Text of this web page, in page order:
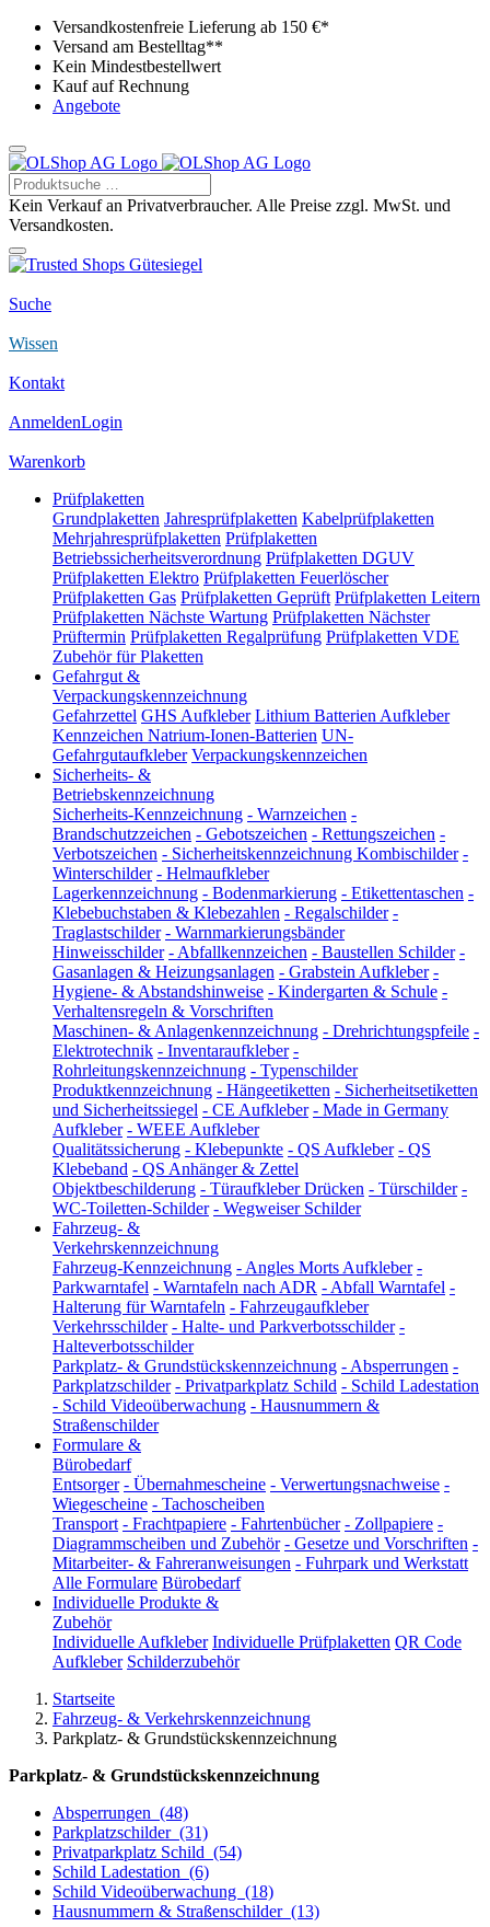
Versandkostenfreie Lieferung ab 150 €*
Versand am Bestelltag**
Kein Mindestbestellwert
Kauf auf Rechnung
Angebote
Kein Verkauf an Privatverbraucher. Alle Preise zzgl. MwSt. und
Versandkosten.
Suche
Wissen
Kontakt
AnmeldenLogin
Warenkorb
Prüfplaketten
Grundplaketten Jahresprüfplaketten Kabelprüfplaketten
Mehrjahresprüfplaketten Prüfplaketten
Betriebssicherheitsverordnung Prüfplaketten DGUV
Prüfplaketten Elektro Prüfplaketten Feuerlöscher
Prüfplaketten Gas Prüfplaketten Geprüft Prüfplaketten Leitern
Prüfplaketten Nächste Wartung Prüfplaketten Nächster
Prüftermin Prüfplaketten Regalprüfung Prüfplaketten VDE
Zubehör für Plaketten
Gefahrgut &
Verpackungskennzeichnung
Gefahrzettel GHS Aufkleber Lithium Batterien Aufkleber
Kennzeichen Natrium-Ionen-Batterien UN-
Gefahrgutaufkleber Verpackungskennzeichen
Sicherheits- &
Betriebskennzeichnung
Sicherheits-Kennzeichnung - Warnzeichen -
Brandschutzzeichen - Gebotszeichen - Rettungszeichen -
Verbotszeichen - Sicherheitskennzeichnung Kombischilder -
Winterschilder - Helmaufkleber
Lagerkennzeichnung - Bodenmarkierung - Etikettentaschen -
Klebebuchstaben & Klebezahlen - Regalschilder -
Traglastschilder - Warnmarkierungsbänder
Hinweisschilder - Abfallkennzeichen - Baustellen Schilder -
Gasanlagen & Heizungsanlagen - Grabstein Aufkleber -
Hygiene- & Abstandshinweise - Kindergarten & Schule -
Verhaltensregeln & Vorschriften
Maschinen- & Anlagenkennzeichnung - Drehrichtungspfeile -
Elektrotechnik - Inventaraufkleber -
Rohrleitungskennzeichnung - Typenschilder
Produktkennzeichnung - Hängeetiketten - Sicherheitsetiketten
und Sicherheitssiegel - CE Aufkleber - Made in Germany
Aufkleber - WEEE Aufkleber
Qualitätssicherung - Klebepunkte - QS Aufkleber - QS
Klebeband - QS Anhänger & Zettel
Objektbeschilderung - Türaufkleber Drücken - Türschilder -
WC-Toiletten-Schilder - Wegweiser Schilder
Fahrzeug- &
Verkehrskennzeichnung
Fahrzeug-Kennzeichnung - Angles Morts Aufkleber -
Parkwarntafel - Warntafeln nach ADR - Abfall Warntafel -
Halterung für Warntafeln - Fahrzeugaufkleber
Verkehrsschilder - Halte- und Parkverbotsschilder -
Halteverbotsschilder
Parkplatz- & Grundstückskennzeichnung - Absperrungen -
Parkplatzschilder - Privatparkplatz Schild - Schild Ladestation
- Schild Videoüberwachung - Hausnummern &
Straßenschilder
Formulare &
Bürobedarf
Entsorger - Übernahmescheine - Verwertungsnachweise -
Wiegescheine - Tachoscheiben
Transport - Frachtpapiere - Fahrtenbücher - Zollpapiere -
Diagrammscheiben und Zubehör - Gesetze und Vorschriften -
Mitarbeiter- & Fahreranweisungen - Fuhrpark und Werkstatt
Alle Formulare Bürobedarf
Individuelle Produkte &
Zubehör
Individuelle Aufkleber Individuelle Prüfplaketten QR Code
Aufkleber Schilderzubehör
Startseite
Fahrzeug- & Verkehrskennzeichnung
Parkplatz- & Grundstückskennzeichnung
Parkplatz- & Grundstückskennzeichnung
Absperrungen (48)
Parkplatzschilder (31)
Privatparkplatz Schild (54)
Schild Ladestation (6)
Schild Videoüberwachung (18)
Hausnummern & Straßenschilder (13)